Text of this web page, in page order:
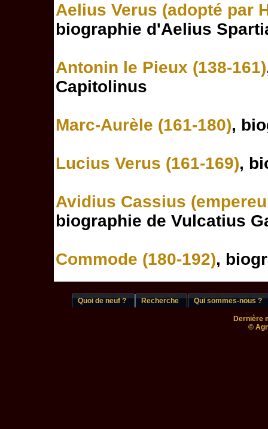
Aelius Verus (adopté par
biographie d'Aelius
Antonin le Pieux (138-161)
Capitolinus
Marc-Aurèle (161-180),
Lucius Verus (161-169),
Avidius Cassius
biographie de Vulcatius
Commode (180-192),
Quoi de neuf ? Recherche Qui sommes-nous ?
Dernière
©